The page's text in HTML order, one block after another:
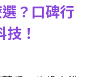
？口碑行
！